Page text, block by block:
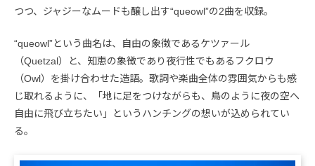
つつ、ジャジーなムードも醸し出す“queowl”の2曲を収録。
“queowl”という曲名は、自由の象徴であるケツァール
（Quetzal）と、知恵の象徴であり夜行性でもあるフクロウ
（Owl）を掛け合わせた造語。歌詞や楽曲全体の雰囲気からも感
じ取れるように、「地に足をつけながらも、鳥のように夜の空へ
自由に飛び立ちたい」というハンチングの想いが込められてい
る。